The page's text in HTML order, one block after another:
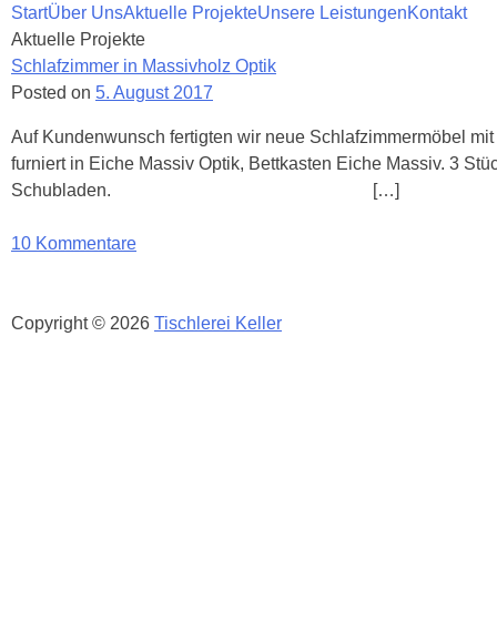
StartÜber UnsAktuelle ProjekteUnsere LeistungenKontakt
Aktuelle Projekte
Schlafzimmer in Massivholz Optik
Posted on 5. August 2017
Auf Kundenwunsch fertigten wir neue Schlafzimmermöbel
furniert in Eiche Massiv Optik, Bettkasten Eiche Massiv. 3
Schubladen. […]
10 Kommentare
Copyright © 2026 Tischlerei Keller